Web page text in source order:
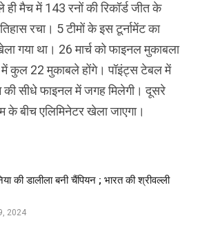
मैच में 143 रनों की रिकॉर्ड जीत के
रचा। 5 टीमों के इस टूर्नामेंट का
गया था। 26 मार्च को फाइनल मुकाबला
में कुल 22 मुकाबले होंगे। पॉइंट्स टेबल में
की सीधे फाइनल में जगह मिलेगी। दूसरे
के बीच एलिमिनेटर खेला जाएगा।
की डालीला बनी चैंपियन ; भारत की श्रीवल्ली
2024